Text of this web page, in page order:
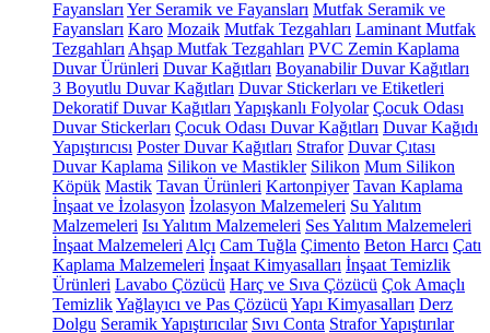
Fayansları Yer Seramik ve Fayansları Mutfak Seramik ve
Fayansları Karo Mozaik Mutfak Tezgahları Laminant Mutfak
Tezgahları Ahşap Mutfak Tezgahları PVC Zemin Kaplama
Duvar Ürünleri Duvar Kağıtları Boyanabilir Duvar Kağıtları
3 Boyutlu Duvar Kağıtları Duvar Stickerları ve Etiketleri
Dekoratif Duvar Kağıtları Yapışkanlı Folyolar Çocuk Odası
Duvar Stickerları Çocuk Odası Duvar Kağıtları Duvar Kağıdı
Yapıştırıcısı Poster Duvar Kağıtları Strafor Duvar Çıtası
Duvar Kaplama Silikon ve Mastikler Silikon Mum Silikon
Köpük Mastik Tavan Ürünleri Kartonpiyer Tavan Kaplama
İnşaat ve İzolasyon İzolasyon Malzemeleri Su Yalıtım
Malzemeleri Isı Yalıtım Malzemeleri Ses Yalıtım Malzemeleri
İnşaat Malzemeleri Alçı Cam Tuğla Çimento Beton Harcı Çatı
Kaplama Malzemeleri İnşaat Kimyasalları İnşaat Temizlik
Ürünleri Lavabo Çözücü Harç ve Sıva Çözücü Çok Amaçlı
TemizlikYağlayıcı ve Pas Çözücü Yapı Kimyasalları Derz
Dolgu Seramik Yapıştırıcılar Sıvı Conta Strafor Yapıştırılar